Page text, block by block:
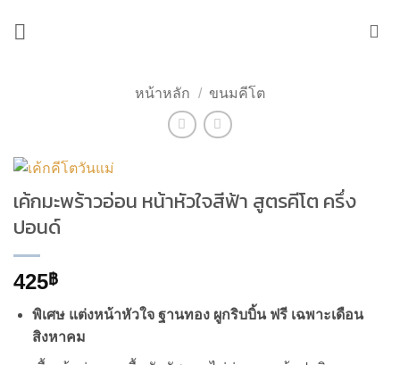
หน้าหลัก / ขนมคีโต
เค้กมะพร้าวอ่อน หน้าหัวใจสีฟ้า สูตรคีโต ครึ่ง
ปอนด์
425฿
พิเศษ แต่งหน้าหัวใจ ฐานทอง ผูกริบบิ้น ฟรี เฉพาะเดือน
สิงหาคม